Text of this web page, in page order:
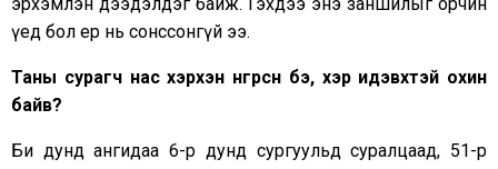
эрхэмлэн дээдэлдэг байж. Гэхдээ энэ заншилыг орчин
үед бол ер нь сонссонгүй ээ.
Таны сурагч нас хэрхэн өнгөрсөн бэ, хэр идэвхтэй охин
байв?
Би дунд ангидаа 6-р дунд сургуульд суралцаад, 51-р